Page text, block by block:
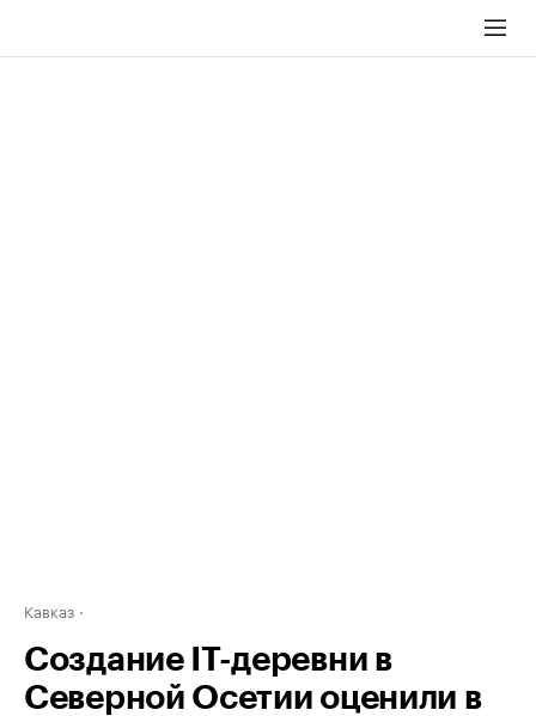
Кавказ
Создание IT-деревни в
Северной Осетии оценили в